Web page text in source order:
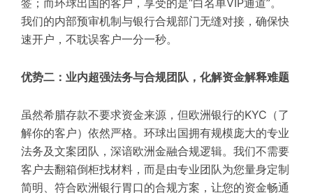
我们的内部预审机制与银行合规部门无缝对接，确保快
速开户，不耽误客户一分一秒。
优势二：业内超强法务与合规团队，化解资金解释难题
虽然希腊存款不要求资金来源，但欧洲银行的KYC（了
解你的客户）依然严格。环球出国拥有规模庞大的专业
法务及文案团队，深谙欧洲金融合规逻辑。我们不需要
客户去翻箱倒柜找材料，而是由专业团队为您量身定制
简明、符合欧洲银行胃口的合规方案，让您的资金畅通